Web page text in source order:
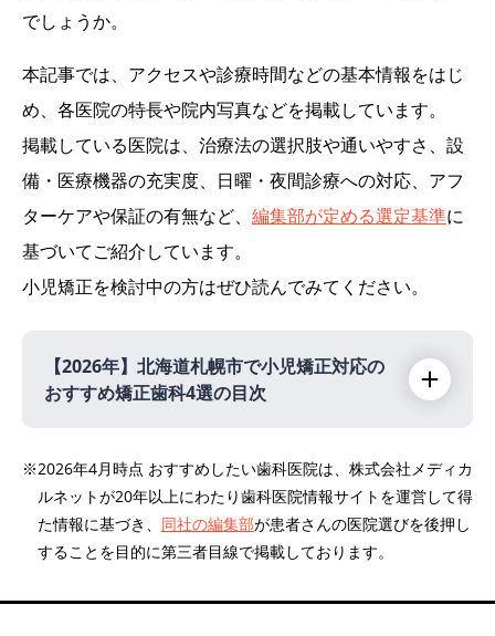
でしょうか。
本記事では、アクセスや診療時間などの基本情報をはじ
め、各医院の特長や院内写真などを掲載しています。
掲載している医院は、治療法の選択肢や通いやすさ、設
備・医療機器の充実度、日曜・夜間診療への対応、アフ
ターケアや保証の有無など、 編集部が定める選定基準に
基づいてご紹介しています。
小児矯正を検討中の方はぜひ読んでみてください。
【2026年】 北海道札幌市で小児矯正対応の
おすすめ矯正歯科4選の目次
札幌歯科
医療法人 平和通り歯科医院
アヴァンセ矯正歯科表参道
※2026年4月時点 おすすめしたい歯科医院は、株式会社メディカ
ルネットが20年以上にわたり歯科医院情報サイトを運営して得
た情報に基づき、 同社の編集部が患者さんの医院選びを後押し
することを目的に第三者目線で掲載しております。